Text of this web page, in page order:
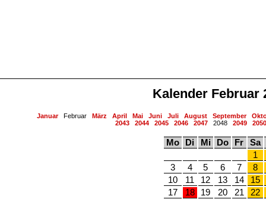
Kalender Februar
JanuarFebruar März April Mai Juni Juli August September
2043
2044 2045 2046 20472048 2049 2050
Mo Di Mi Do Fr
Sa
1
3
4 5 6 7
8
10
11 12 13 14
15
17
18 19 20 21
22